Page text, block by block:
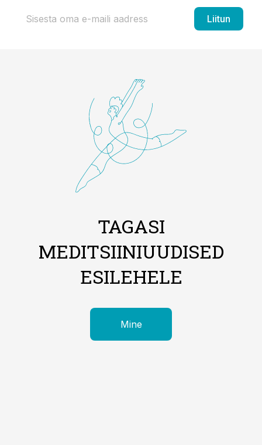
Liitun
TAGASI
MEDITSIINIUUDISED
ESILEHELE
Mine